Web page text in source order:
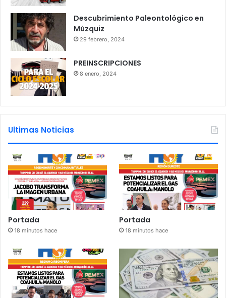
Descubrimiento Paleontológico en
Múzquiz
29 febrero, 2024
PREINSCRIPCIONES
8 enero, 2024
Ultimas Noticias
Portada
18 minutos hace
Portada
18 minutos hace